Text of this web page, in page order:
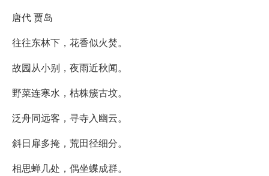
唐代 贾岛
往往东林下，花香似火焚。
故园从小别，夜雨近秋闻。
野菜连寒水，枯株簇古坟。
泛舟同远客，寻寺入幽云。
斜日扉多掩，荒田径细分。
相思蝉几处，偶坐蝶成群。